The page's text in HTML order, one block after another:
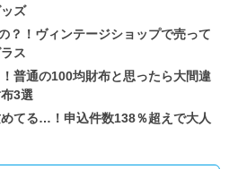
ズ
？！ヴィンテージショップで売って
ス
普通の100均財布と思ったら大間違
3選
てる…！申込件数138％超えで大人